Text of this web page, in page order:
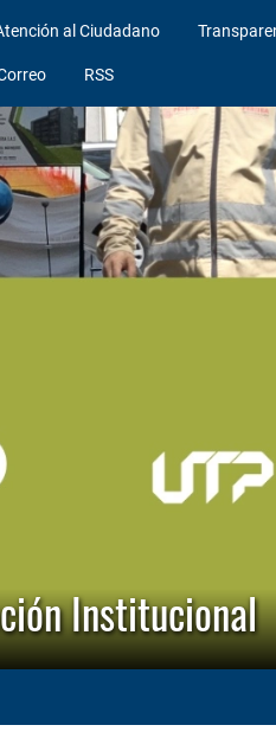
al Ciudadano
RSS
Institucional